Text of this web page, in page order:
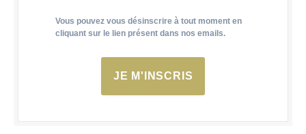
Vous pouvez vous désinscrire à tout moment en
cliquant sur le lien présent dans nos emails.
JE M'INSCRIS